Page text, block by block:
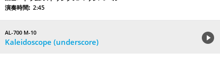
2:45
AL-700 M-10
Kaleidoscope (underscore)